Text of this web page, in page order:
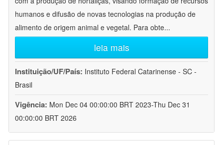
humanos e difusão de novas tecnologias na produção de
alimento de origem animal e vegetal. Para obte...
leia mais
Instituição/UF/País: Instituto Federal Catarinense - SC -
Brasil
Vigência: Mon Dec 04 00:00:00 BRT 2023-Thu Dec 31
00:00:00 BRT 2026